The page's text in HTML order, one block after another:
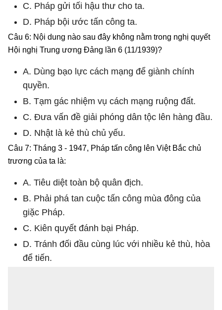
C. Pháp gửi tối hậu thư cho ta.
D. Pháp bội ước tấn công ta.
Câu 6: Nội dung nào sau đây không nằm trong nghị quyết
Hội nghị Trung ương Đảng lần 6 (11/1939)?
A. Dùng bạo lực cách mạng để giành chính
quyền.
B. Tạm gác nhiệm vụ cách mạng ruộng đất.
C. Đưa vấn đề giải phóng dân tộc lên hàng đầu.
D. Nhật là kẻ thù chủ yếu.
Câu 7: Tháng 3 - 1947, Pháp tấn công lên Việt Bắc chủ
trương của ta là:
A. Tiêu diệt toàn bộ quân địch.
B. Phải phá tan cuộc tấn công mùa đông của
giặc Pháp.
C. Kiên quyết đánh bại Pháp.
D. Tránh đối đầu cùng lúc với nhiều kẻ thù, hòa
để tiến.